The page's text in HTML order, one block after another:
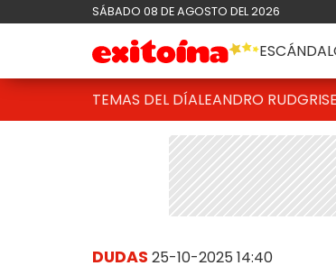
SÁBADO 08 DE AGOSTO DEL 2026
TEMAS DEL DÍALEANDRO RUD
DUDAS 25-10-2025 14:40